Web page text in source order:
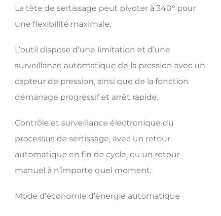
La tête de sertissage peut pivoter à 340° pour
une flexibilité maximale.
L’outil dispose d’une limitation et d’une
surveillance automatique de la pression avec un
capteur de pression, ainsi que de la fonction
démarrage progressif et arrêt rapide.
Contrôle et surveillance électronique du
processus de sertissage, avec un retour
automatique en fin de cycle, ou un retour
manuel à n’importe quel moment.
Mode d’économie d’énergie automatique